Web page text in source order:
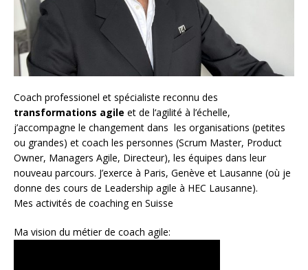
Coach professionel et spécialiste reconnu des
transformations agile et de l‘agilité à l’échelle,
j’accompagne le changement dans les organisations (petites
ou grandes) et coach les personnes (Scrum Master, Product
Owner, Managers Agile, Directeur), les équipes dans leur
nouveau parcours. J’exerce à Paris, Genève et Lausanne (où je
donne des cours de Leadership agile à HEC Lausanne).
Mes activités de coaching en Suisse
Ma vision du métier de coach agile: